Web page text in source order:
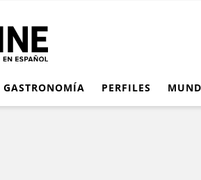
GASTRONOMÍA PERFILES